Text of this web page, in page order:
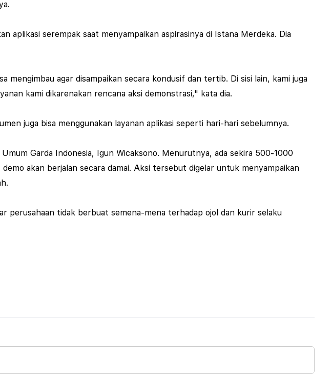
aplikasi serempak saat menyampaikan aspirasinya di Istana Merdeka. Dia
agar disampaikan secara kondusif dan tertib. Di sisi lain, kami juga
kami dikarenakan rencana aksi demonstrasi," kata dia.
juga bisa menggunakan layanan aplikasi seperti hari-hari sebelumnya.
Garda Indonesia, Igun Wicaksono. Menurutnya, ada sekira 500-1000
akan berjalan secara damai. Aksi tersebut digelar untuk menyampaikan
perusahaan tidak berbuat semena-mena terhadap ojol dan kurir selaku